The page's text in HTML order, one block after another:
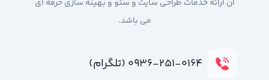
آن ارائه خدمات طراحی سایت و سئو و بهینه سازی حرفه ای
می باشد.
۰۹۳۶-۲۵۱-۰۱۶۴ (تلگرام)